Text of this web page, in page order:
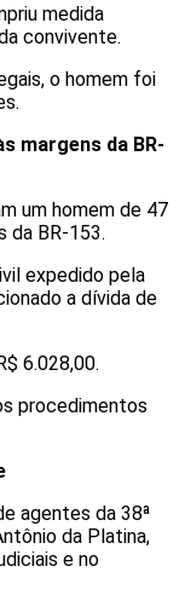
medida
convivente.
o homem foi
margens da BR-
um homem de 47
da BR-153.
expedido pela
a dívida de
6.028,00.
procedimentos
agentes da 38ª
da Platina,
e no